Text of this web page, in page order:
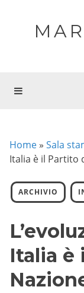
Home » Sala
Italia è il Partito
ARCHIVIO
Italia è